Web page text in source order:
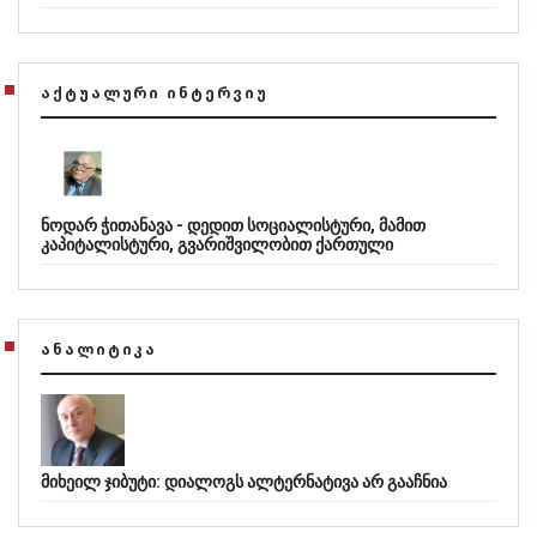
ᲐᲥᲢᲣᲐᲚᲣᲠᲘ ᲘᲜᲢᲔᲠᲕᲘᲣ
ნოდარ ჭითანავა - დედით სოციალისტური, მამით
კაპიტალისტური, გვარიშვილობით ქართული
ᲐᲜᲐᲚᲘᲢᲘᲙᲐ
მიხეილ ჯიბუტი: დიალოგს ალტერნატივა არ გააჩნია